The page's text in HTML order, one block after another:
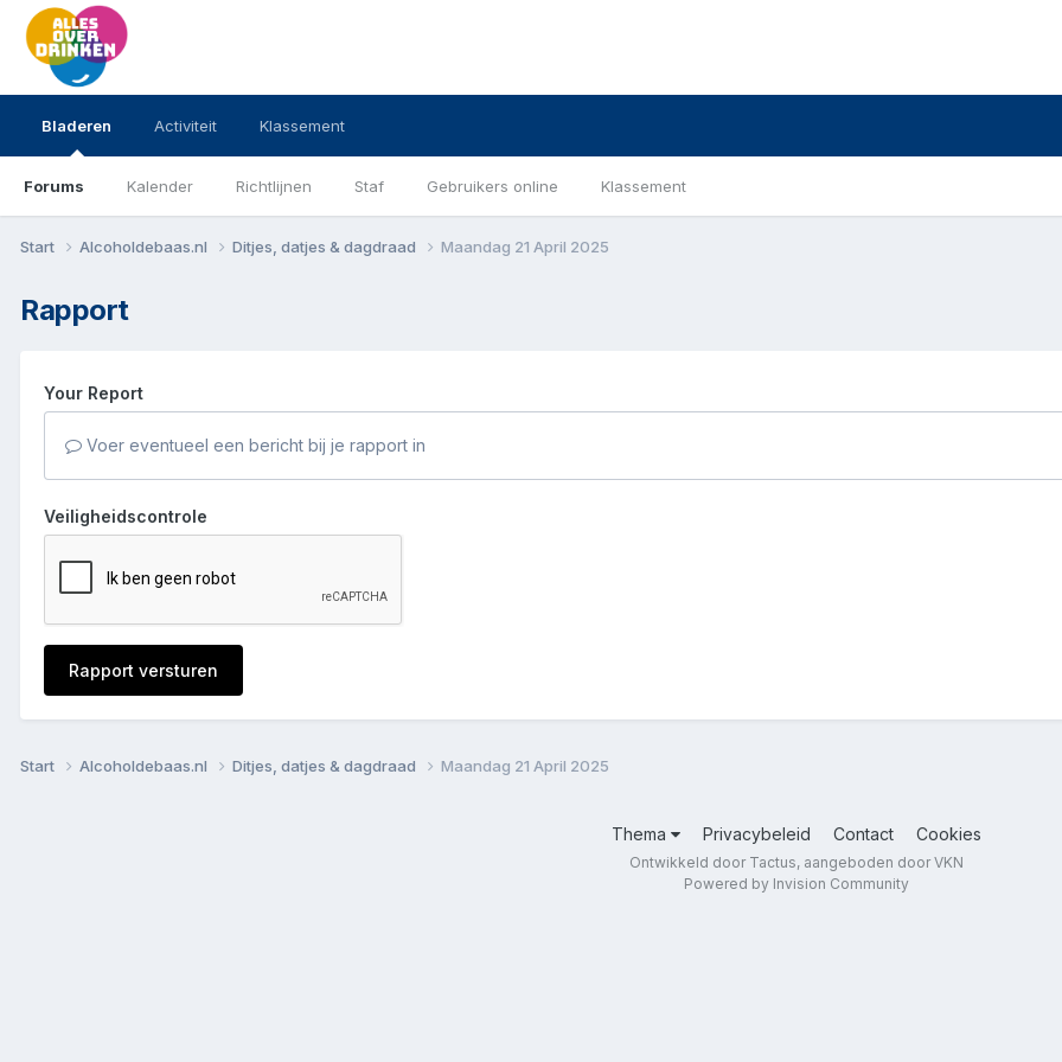
Bladeren
Forums Kalender Richtlijnen Staf Gebruikers online Klassement
Activiteit Klassement
Start Alcoholdebaas.nl Ditjes, datjes & dagdraad Maandag 21 April 2025
Rapport
Your Report
Voer eventueel een bericht bij je rapport in
Veiligheidscontrole
Rapport versturen
Start Alcoholdebaas.nl Ditjes, datjes & dagdraad Maandag 21 April 2025
Thema Privacybeleid Contact Cookies
Ontwikkeld door Tactus, aangeboden door VKN
Powered by Invision Community